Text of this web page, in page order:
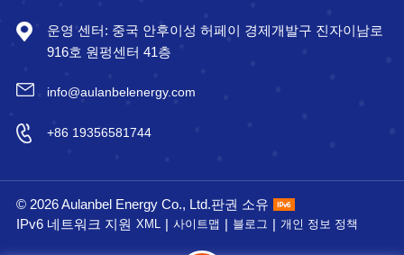
운영 센터: 중국 안후이성 허페이 경제개발구 진자이남로
916호 원펑센터 41층
info@aulanbelenergy.com
+86 19356581744
© 2026 Aulanbel Energy Co., Ltd.판권 소유
IPv6 네트워크 지원 XML | 사이트맵 | 블로그 | 개인 정보 정책